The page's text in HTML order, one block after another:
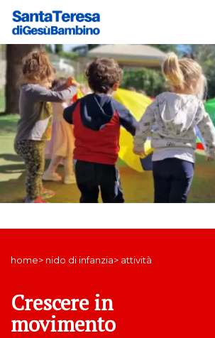
home> nido di infanzia> attività
Crescere in
movimento